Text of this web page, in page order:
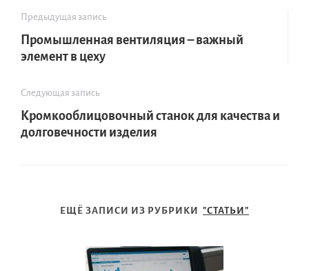
Предыдущая запись
Промышленная вентиляция – важный
элемент в цеху
Следующая запись
Кромкооблицовочный станок для качества и
долговечности изделия
ЕЩЁ ЗАПИСИ ИЗ РУБРИКИ "СТАТЬИ"